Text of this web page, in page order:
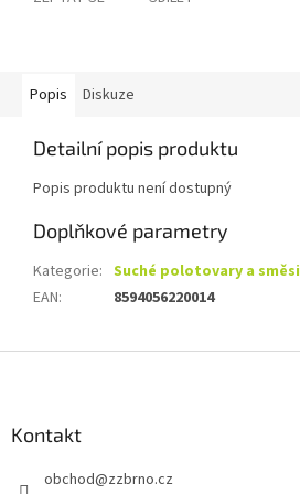
Popis Diskuze
Detailní popis produktu
Popis produktu není dostupný
Doplňkové parametry
Kategorie: Suché polotovary a směsi
EAN: 8594056220014
Kontakt
obchod@zzbrno.cz